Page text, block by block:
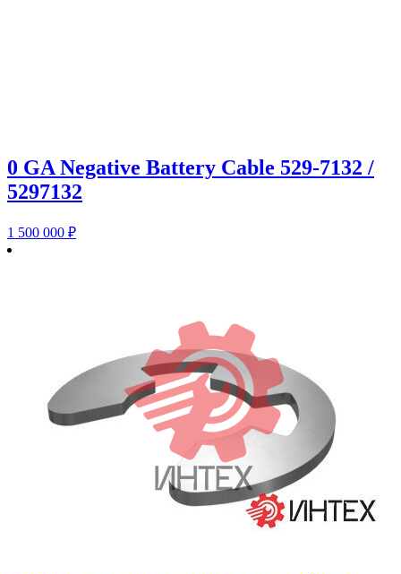
0 GA Negative Battery Cable 529-7132 /
5297132
1 500 000 ₽